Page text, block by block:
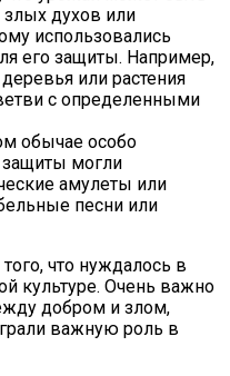
духов или
использовались
его защиты. Например,
или растения
с определенными
обычае особо
могли
амулеты или
песни или
что нуждалось в
культуре. Очень важно
добром и злом,
важную роль в